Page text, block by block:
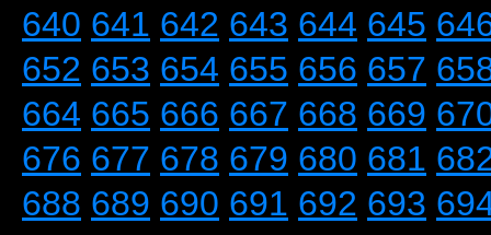
640 641 642 643 644 645
652 653 654 655 656 657
664 665 666 667 668 669
676 677 678 679 680 681
688 689 690 691 692 693